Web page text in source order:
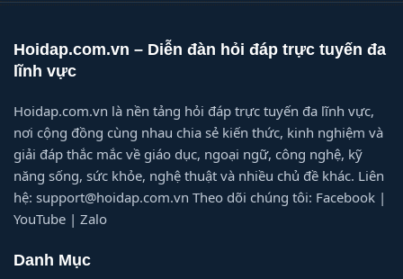
Hoidap.com.vn – Diễn đàn hỏi đáp trực tuyến đa
lĩnh vực
Hoidap.com.vn là nền tảng hỏi đáp trực tuyến đa lĩnh vực,
nơi cộng đồng cùng nhau chia sẻ kiến thức, kinh nghiệm và
giải đáp thắc mắc về giáo dục, ngoại ngữ, công nghệ, kỹ
năng sống, sức khỏe, nghệ thuật và nhiều chủ đề khác. Liên
hệ: support@hoidap.com.vn Theo dõi chúng tôi: Facebook |
YouTube | Zalo
Danh Mục